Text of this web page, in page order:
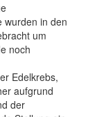
wurden in den
um
noch
Edelkrebs,
aufgrund
der